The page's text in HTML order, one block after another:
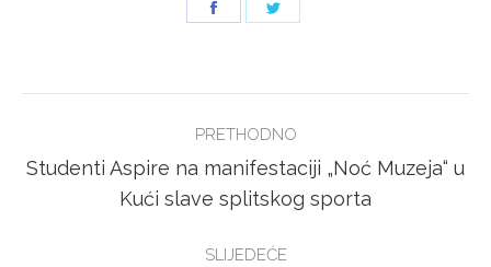
NAVIGATION
PRETHODNO
Previous
post:
Studenti Aspire na manifestaciji „Noć Muzeja“ u
Kući slave splitskog sporta
SLIJEDEĆE